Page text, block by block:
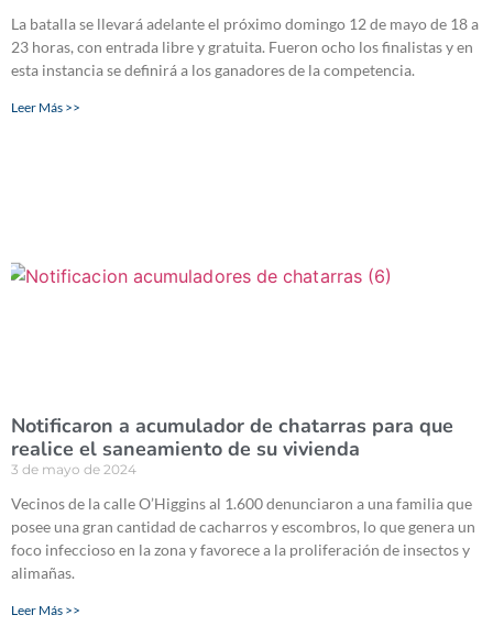
La batalla se llevará adelante el próximo domingo 12 de mayo de 18 a
23 horas, con entrada libre y gratuita. Fueron ocho los finalistas y en
esta instancia se definirá a los ganadores de la competencia.
Leer Más >>
Notificaron a acumulador de chatarras para que
realice el saneamiento de su vivienda
3 de mayo de 2024
Vecinos de la calle O’Higgins al 1.600 denunciaron a una familia que
posee una gran cantidad de cacharros y escombros, lo que genera un
foco infeccioso en la zona y favorece a la proliferación de insectos y
alimañas.
Leer Más >>